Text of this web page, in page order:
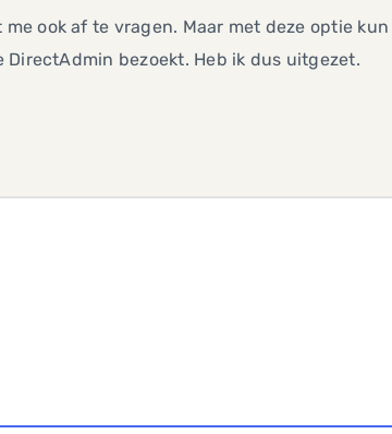
me ook af te vragen. Maar met deze optie
DirectAdmin bezoekt. Heb ik dus uitgezet.